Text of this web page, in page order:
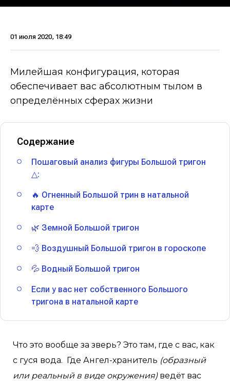
01 июля 2020, 18:49
Милейшая конфигурация, которая
обеспечивает вас абсолютным тылом в
определённых сферах жизни
Содержание
Пошаговый анализ фигуры Большой тригон
△:
🔥 Огненный Большой трин в натальной
карте
🌿 Земной Большой тригон
💨 Воздушный Большой тригон в гороскопе
💦 Водный Большой тригон
Если у вас нет собственного Большого
тригона в натальной карте
Что это вообще за зверь? Это там, где с вас, как
с гуся вода. Где Ангел-хранитель (образный
или реальный в виде окружения) ведёт вас